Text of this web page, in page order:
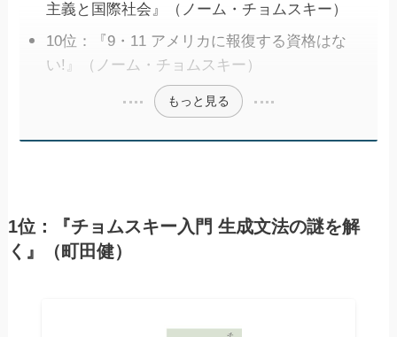
主義と国際社会』（ノーム・チョムスキー）
10位：『9・11 アメリカに報復する資格はな
い!』（ノーム・チョムスキー）
もっと見る
1位：『チョムスキー入門 生成文法の謎を解
く』（町田健）